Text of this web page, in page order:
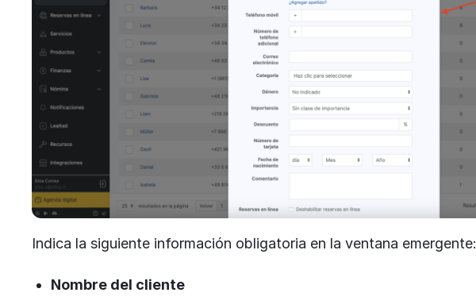
Indica la siguiente información obligatoria en la ventana emergente:
Nombre del cliente